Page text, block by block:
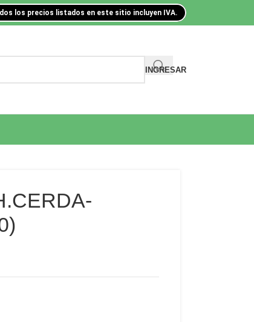
los precios listados en este sitio incluyen IVA.
INGRESAR